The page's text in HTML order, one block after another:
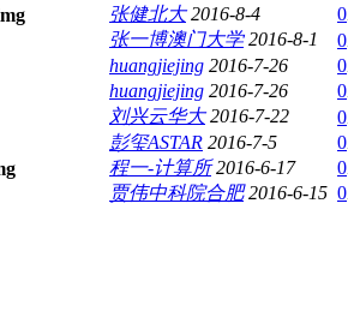
张健北大 2016-8-4 0
张一博澳门大学 2016-8-1 0
huangjiejing 2016-7-26 0
huangjiejing 2016-7-26 0
刘兴云华大 2016-7-22 0
彭玺ASTAR 2016-7-5 0
程一-计算所 2016-6-17 0
贾伟中科院合肥 2016-6-15 0